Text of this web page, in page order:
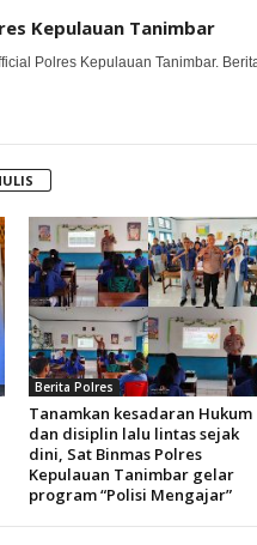
Kepulauan Tanimbar
Polres Kepulauan Tanimbar.
Berita Polres
Tanamkan kesadaran Hukum
dan disiplin lalu lintas sejak
dini, Sat Binmas Polres
Kepulauan Tanimbar gelar
program “Polisi Mengajar”